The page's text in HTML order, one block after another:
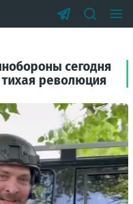
сегодня
революция